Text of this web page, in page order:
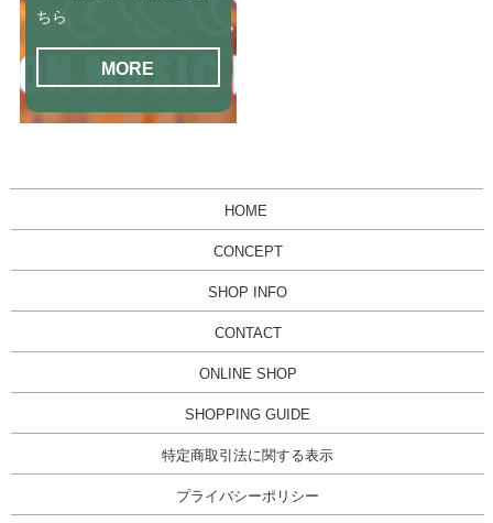
ちら
MORE
HOME
CONCEPT
SHOP INFO
CONTACT
ONLINE SHOP
SHOPPING GUIDE
特定商取引法に関する表示
プライバシーポリシー